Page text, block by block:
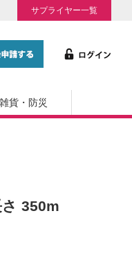
サプライヤー一覧
貨・防災
350m